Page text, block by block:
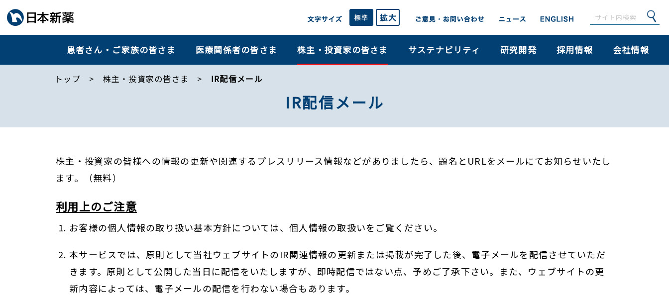
患者さん・ご家族の皆さま 医療関係者の皆さま 株主・投資家の皆さま サステナビリティ 研究開発 採用情報 会社情報
トップ 株主・投資家の皆さま IR配信メール
IR配信メール
株主・投資家の皆様への情報の更新や関連するプレスリリース情報などがありましたら、題名とURLをメールにてお知らせいたし
ます。（無料）
利用上のご注意
お客様の個人情報の取り扱い基本方針については、個人情報の取扱いをご覧ください。
本サービスでは、原則として当社ウェブサイトのIR関連情報の更新または掲載が完了した後、電子メールを配信させていただ
きます。原則として公開した当日に配信をいたしますが、即時配信ではない点、予めご了承下さい。また、ウェブサイトの更
新内容によっては、電子メールの配信を行わない場合もあります。